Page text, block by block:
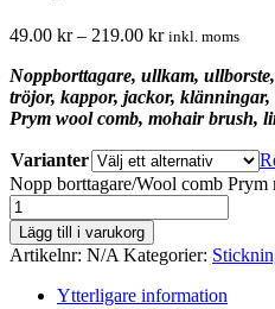
49.00 kr– 219.00 kr inkl. moms
Noppborttagare, ullkam,
tröjor, kappor, jackor,
Prym wool comb, mohair brush,
Varianter
Nopp borttagare/Wool comb Prym
Lägg till i varukorg
Artikelnr: N/A Kategorier:
Ytterligare information